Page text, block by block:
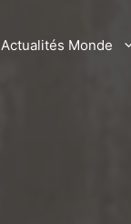
Actualités Monde